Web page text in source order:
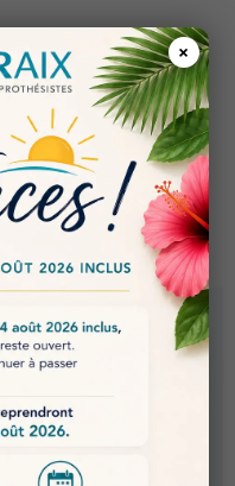
×
Shore 16dans
produit de qualité
et durabilité. Ce
judicieux pour les
leur flux de travail
élevés de qualité.